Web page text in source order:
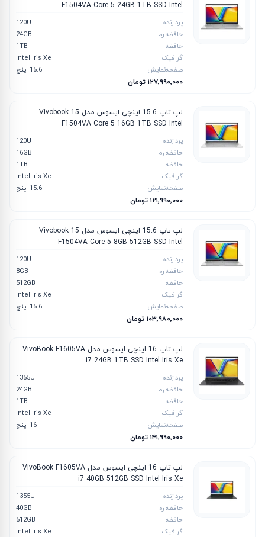
F1504VA Core 5 24GB 1TB SSD ‎Intel
پردازنده
120U
حافظه رم
24GB
حافظه
1TB
گرافیک
Intel Iris Xe
صفحه‌نمایش
15.6 اینچ
۱۲۷٬۹۹۰٬۰۰۰ تومان
لپ تاپ 15.6 اینچی ایسوس مدل Vivobook 15
F1504VA Core 5 16GB 1TB SSD ‎Intel
پردازنده
120U
حافظه رم
16GB
حافظه
1TB
گرافیک
Intel Iris Xe
صفحه‌نمایش
15.6 اینچ
۱۲۱٬۹۹۰٬۰۰۰ تومان
لپ تاپ 15.6 اینچی ایسوس مدل Vivobook 15
F1504VA Core 5 8GB 512GB SSD ‎Intel
پردازنده
120U
حافظه رم
8GB
حافظه
512GB
گرافیک
Intel Iris Xe
صفحه‌نمایش
15.6 اینچ
۱۰۳٬۹۸۰٬۰۰۰ تومان
لپ تاپ 16 اینچی ایسوس مدل VivoBook F1605VA
i7 24GB 1TB SSD Intel Iris Xe
پردازنده
1355U
حافظه رم
24GB
حافظه
1TB
گرافیک
Intel Iris Xe
صفحه‌نمایش
16 اینچ
۱۴۱٬۹۹۰٬۰۰۰ تومان
لپ تاپ 16 اینچی ایسوس مدل VivoBook F1605VA
i7 40GB 512GB SSD Intel Iris Xe
پردازنده
1355U
حافظه رم
40GB
حافظه
512GB
گرافیک
Intel Iris Xe